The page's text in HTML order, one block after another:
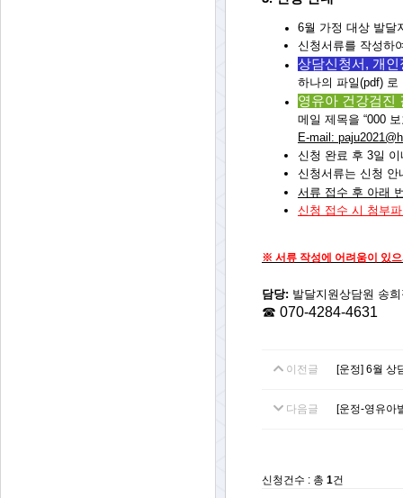
6월 가정 대상 발달
신청서류를 작성하
상담신청서, 개
하나의 파일(pdf) 로
영유아 건강검진
메일 제목을 “000
E-mail:
신청 완료 후 3일
신청서류는 신청 안
서류 접수 후 아래
신청 접수 시 첨부
※ 서류 작성에 어려움이 있
담당: 발달지원상담원 송
☎ 070-4284-4631
이전글 [운정] 6월 상
다음글 [운정-영유아
신청건수 : 총 1건